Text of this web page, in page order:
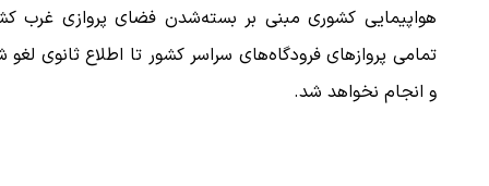
هواپیمایی کشوری مبنی بر بسته‌شدن فضای پروازی غرب
تمامی پروازهای فرودگاه‌های سراسر کشور تا اطلاع ثانوی لغو
و انجام نخواهد شد.